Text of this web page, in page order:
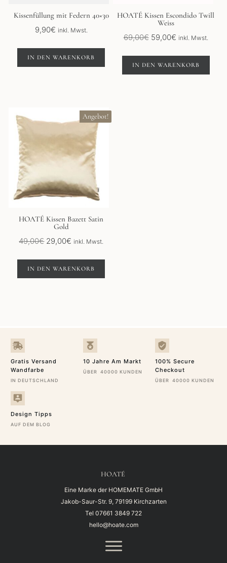
Kissenfüllung mit Federn 40×30
9,90€ inkl. Mwst.
IN DEN WARENKORB
HOATÉ Kissen Escondido Twill
Weiss
69,00€ Ursprünglicher
war:
69,00€
59,00€Aktueller
ist:
59,00€.
inkl. Mwst.
IN DEN WARENKORB
Angebot!
HOATÉ Kissen Bazett Satin
Gold
49,00€ Ursprünglicher
war:
49,00€
29,00€ Aktueller
ist:
29,00€.
inkl. Mwst.
IN DEN WARENKORB
Gratis Versand
Wandfarbe
IN DEUTSCHLAND
10 Jahre Am Markt
ÜBER 40000 KUNDEN
100% Secure
Checkout
ÜBER 40000 KUNDEN
Design Tipps
AUF DEM BLOG
HOATÉ
Eine Marke der HOMEMATE GmbH
Jakob-Saur-Str. 9, 79199 Kirchzarten
Tel 07661 3849 722
hello@hoate.com